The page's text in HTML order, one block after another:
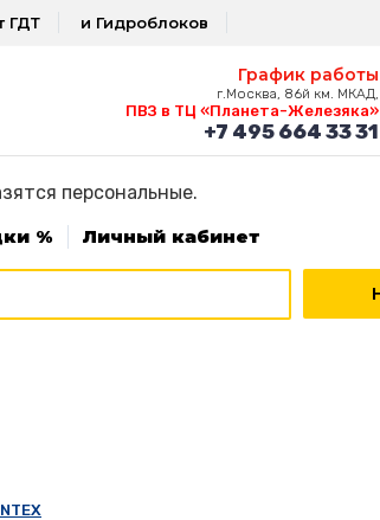
ГДТ и Гидроблоков
График работы
г.Москва, 86й км. МКАД,
ПВЗ в ТЦ «Планета-Железяка»
+7 495 664 33 31
персональные.
% Личный кабинет